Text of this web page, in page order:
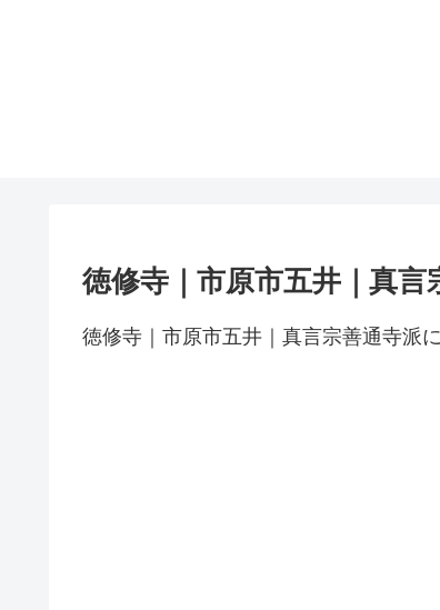
徳修寺｜市原市五井｜真言
徳修寺｜市原市五井｜真言宗善通寺派に